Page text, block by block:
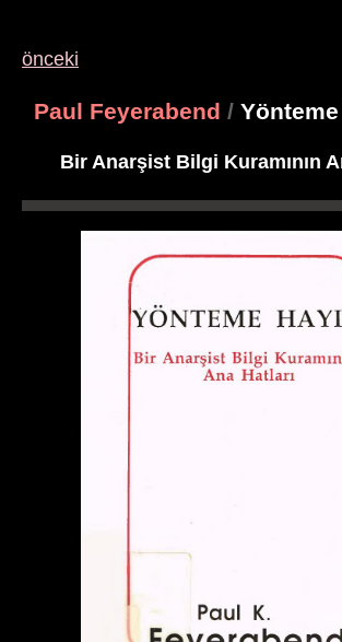
önceki
Paul Feyerabend / Yönteme
Bir Anarşist Bilgi Kuramının